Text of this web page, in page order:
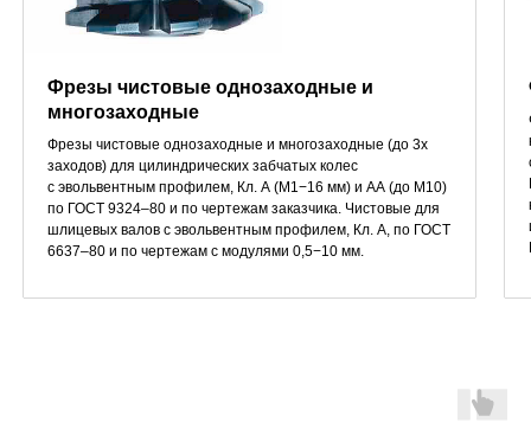
Фрезы чистовые однозаходные и
многозаходные
Фрезы чистовые однозаходные и многозаходные (до 3х
заходов) для цилиндрических забчатых колес
с эвольвентным профилем, Кл. А (М1−16 мм) и АА (до М10)
по ГОСТ 9324–80 и по чертежам заказчика. Чистовые для
шлицевых валов с эвольвентным профилем, Кл. А, по ГОСТ
6637–80 и по чертежам с модулями 0,5−10 мм.